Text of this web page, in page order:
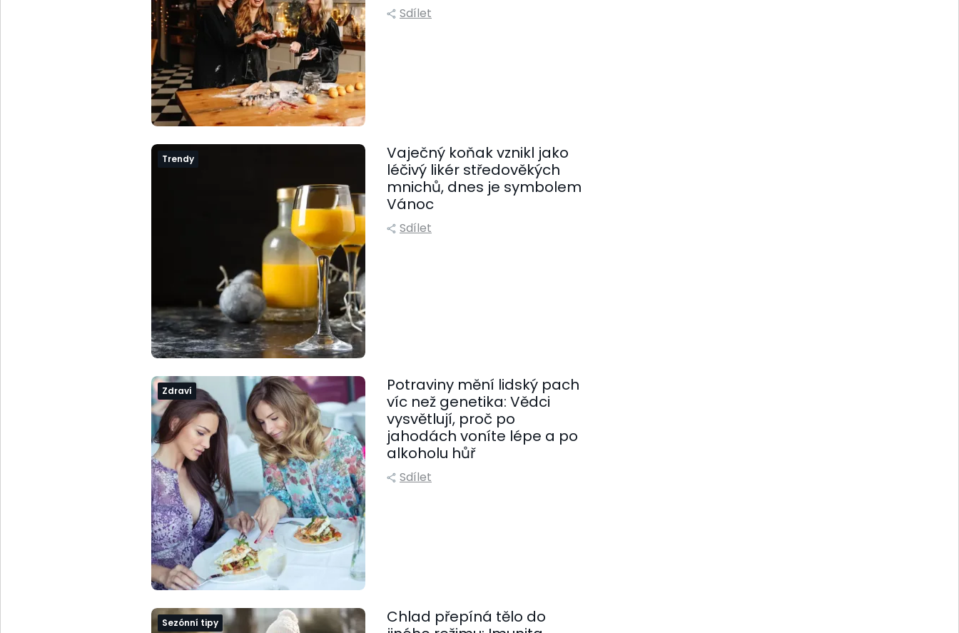
Sdílet
Trendy
Vaječný koňak vznikl jako
léčivý likér středověkých
mnichů, dnes je symbolem
Vánoc
Sdílet
Zdraví
Potraviny mění lidský pach
víc než genetika: Vědci
vysvětlují, proč po
jahodách voníte lépe a po
alkoholu hůř
Sdílet
Sezónní tipy
Chlad přepíná tělo do